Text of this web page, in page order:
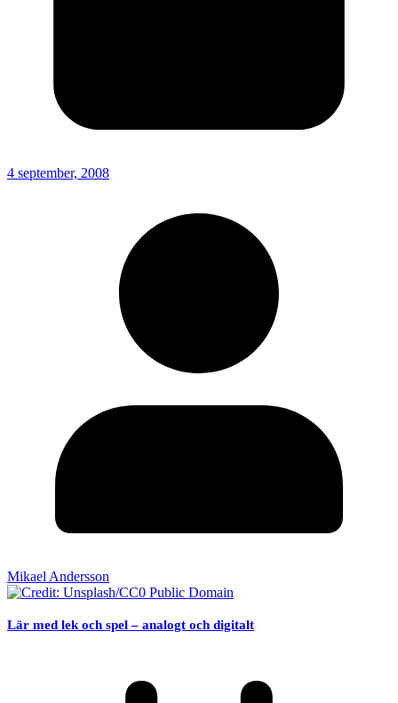
4 september, 2008
Mikael Andersson
Lär med lek och spel – analogt och digitalt